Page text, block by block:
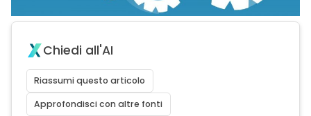
Chiedi all'AI
Riassumi questo articolo
Approfondisci con altre fonti